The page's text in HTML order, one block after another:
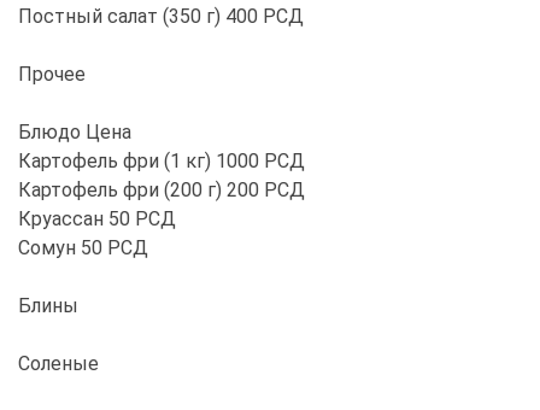
Постный салат (350 г) 400 РСД
Прочее
Блюдо Цена
Картофель фри (1 кг) 1000 РСД
Картофель фри (200 г) 200 РСД
Круассан 50 РСД
Сомун 50 РСД
Блины
Соленые